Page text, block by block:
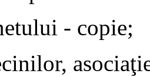
- copie;